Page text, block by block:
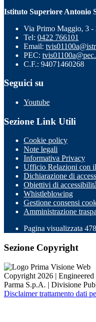
Istituto Superiore Antonio
Via Primo Maggio, 3
Tel: 0422 766101
Email:
PEC:
C.F.: 94071460268
Seguici su
Youtube
Sezione Link Utili
Cookie policy
Note legali
Informativa Privacy
Ufficio Relazioni con
Dichiarazione di
Obiettivi di
Whistleblowing
Gestione consensi
Amministrazione
Pagina visualizzata 478
Sezione Copyright
Copyright 2026 |
Parma S.p.A. | Divisione
Disclaimer trattamento dati